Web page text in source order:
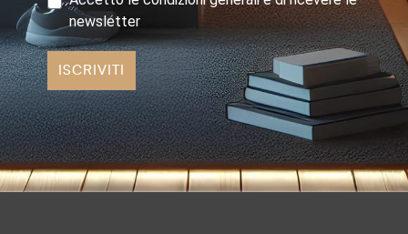
newsletter
ISCRIVITI